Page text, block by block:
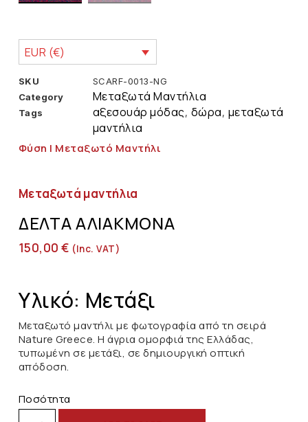
EUR (€)
SKU
SCARF-0013-NG
Category
Μεταξωτά Μαντήλια
Tags αξεσουάρ μόδας, δώρα, μεταξωτά
μαντήλια
Φύση | Μεταξωτό Μαντήλι
Μεταξωτά μαντήλια
ΔΈΛΤΑ ΑΛΙΆΚΜΟΝΑ
150,00€ (inc. VAT)
Υλικό: Μετάξι
Μεταξωτό μαντήλι με φωτογραφία από τη σειρά
Nature Greece. Η άγρια ομορφιά της Ελλάδας,
τυπωμένη σε μετάξι, σε δημιουργική οπτική
απόδοση.
Ποσότητα